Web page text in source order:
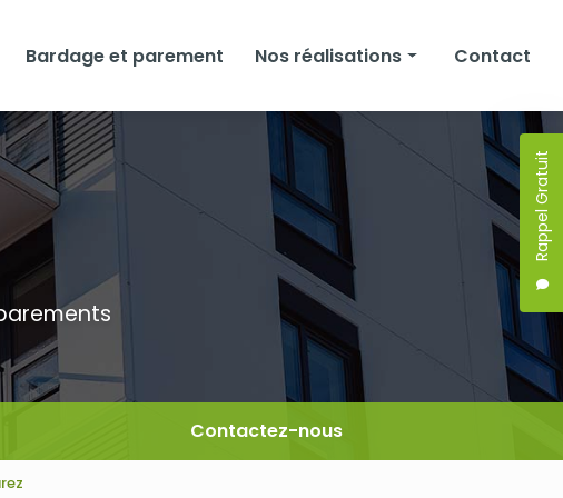
Rappel Gratuit
Bardage et parement Nos réalisations
Façades
Isolation
Bardage et parement
Contact
Contactez-nous